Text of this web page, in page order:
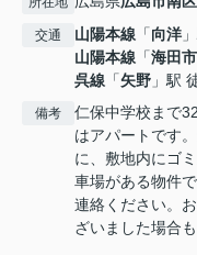
交通 山陽本線 「向洋
山陽本線 「海田市
呉線 「矢野 」駅
備考
仁保中学校まで
はアパートです
に、敷地内にゴ
車場がある物件
連絡ください。
ざいました場合